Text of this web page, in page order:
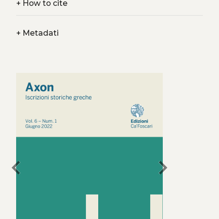
+How to cite
+Metadati
chevron_left chevron_right